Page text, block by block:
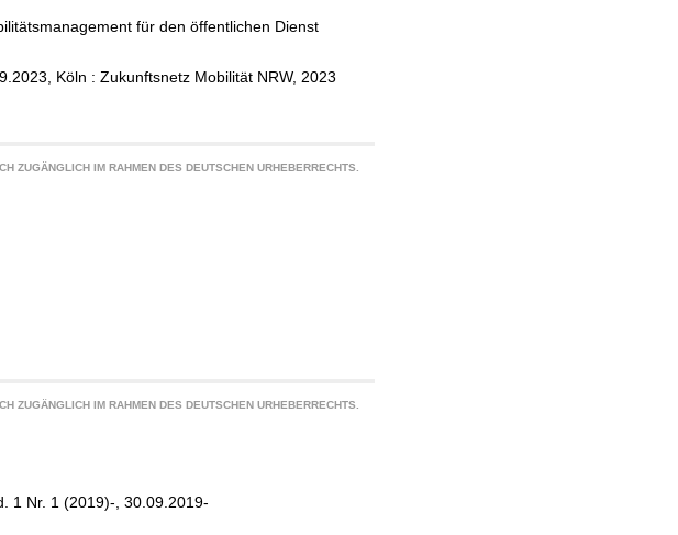
für den öffentlichen Dienst
Köln : Zukunftsnetz Mobilität NRW, 2023
ZUGÄNGLICH IM RAHMEN DES DEUTSCHEN URHEBERRECHTS.
ZUGÄNGLICH IM RAHMEN DES DEUTSCHEN URHEBERRECHTS.
1 Nr. 1 (2019)-, 30.09.2019-